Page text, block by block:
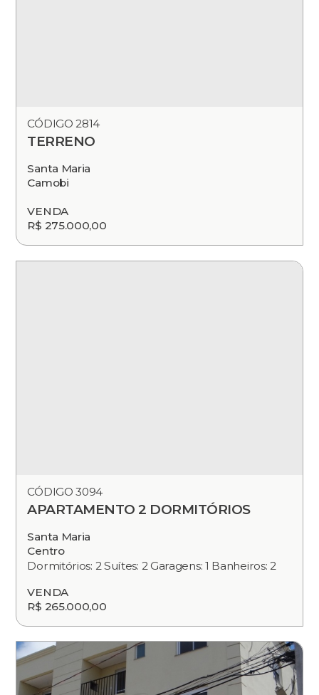
CÓDIGO 2814
TERRENO
Santa Maria
Camobi
VENDA
R$ 275.000,00
CÓDIGO 3094
APARTAMENTO 2 DORMITÓRIOS
Santa Maria
Centro
Dormitórios: 2 Suítes: 2 Garagens: 1 Banheiros: 2
VENDA
R$ 265.000,00